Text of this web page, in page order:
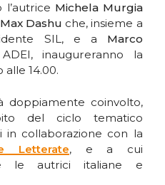
l’autrice Michela Murgia
Max Dashu che, insieme a
SIL, e a Marco
inaugureranno la
alle 14.00.
doppiamente coinvolto,
del ciclo tematico
in collaborazione con la
Letterate, e a cui
le autrici italiane e